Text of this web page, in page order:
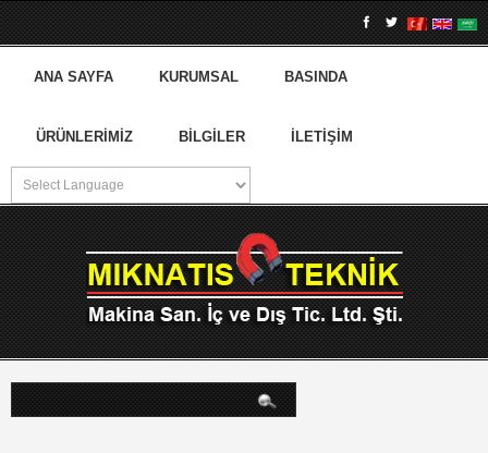
ANA SAYFA KURUMSAL BASINDA
ÜRÜNLERIMIZ BILGILER İLETIŞIM
arama...